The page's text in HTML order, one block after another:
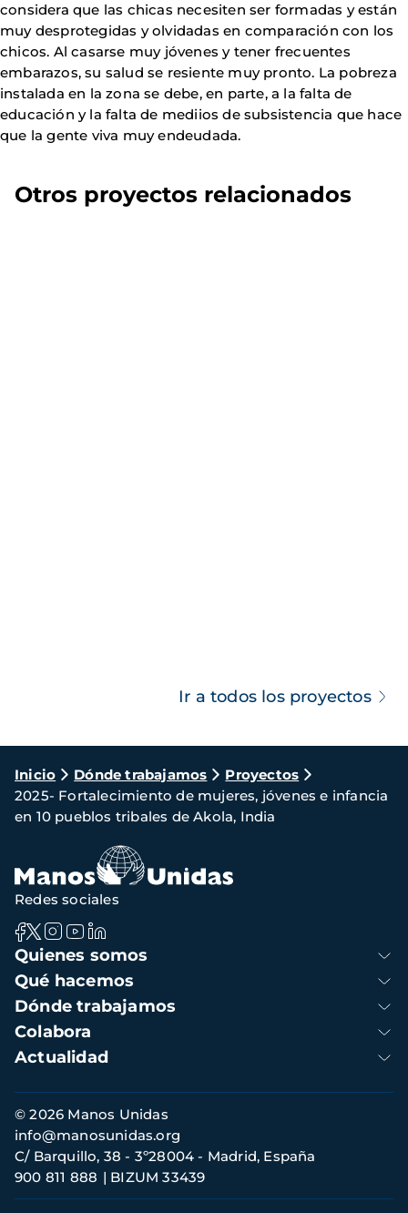
considera que las chicas necesiten ser formadas y están
muy desprotegidas y olvidadas en comparación con los
chicos. Al casarse muy jóvenes y tener frecuentes
embarazos, su salud se resiente muy pronto. La pobreza
instalada en la zona se debe, en parte, a la falta de
educación y la falta de mediios de subsistencia que hace
que la gente viva muy endeudada.
Otros proyectos relacionados
Ir a todos los proyectos
Ruta
de
navegación
Inicio Dónde trabajamos
Proyectos
2025- Fortalecimiento de mujeres, jóvenes e infancia
en 10 pueblos tribales de Akola, India
Navegación
principal
Quienes somos
Qué hacemos
Dónde trabajamos
Colabora
Actualidad
Redes sociales
Información
de
contacto
© 2026 Manos Unidas
C/ Barquillo, 38 - 3º28004 - Madrid, España
900 811 888
BIZUM 33439
info@manosunidas.org